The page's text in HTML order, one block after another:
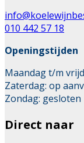
010 442 57 18
Openingstijden
Maandag t/m
Zaterdag: op
Zondag: gesloten
Direct naar